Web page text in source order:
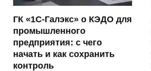
ГК «1С-Галэкс» о КЭДО для
промышленного
предприятия: с чего
начать и как сохранить
контроль